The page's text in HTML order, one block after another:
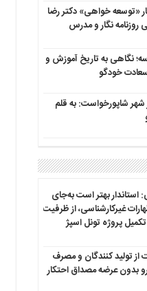
«توسعه خواهی» دکتر رضا
روزنامه نگار و مدرس
نگاهی به تاریخ آموزش و
خودگو
شاپورخواست: به قلم
استاندار بهتر است به‌جای
غیرکارشناسی، از ظرفیت
پروژه تونل اسپژ
تولید کنندگان و مصرف
بدون عرضه مصداق احتکار